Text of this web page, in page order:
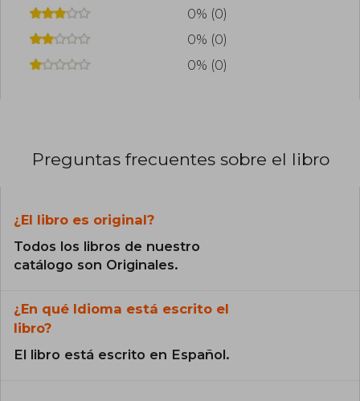
0% (0)
0% (0)
0% (0)
Preguntas frecuentes sobre el libro
¿El libro es original?
Todos los libros de nuestro
catálogo son Originales.
¿En qué Idioma está escrito el
libro?
El libro está escrito en Español.